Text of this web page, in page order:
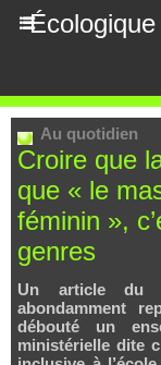
Au quotidien
Croire que
que « le
féminin »,
genres
Un article du
abondamment
débouté un
ministérielle dite